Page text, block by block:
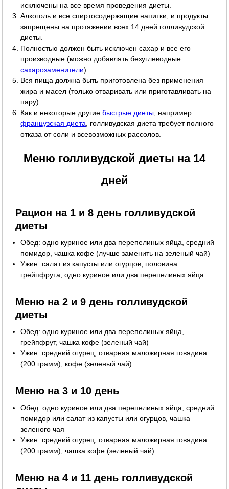
исключены на все время проведения диеты.
Алкоголь и все спиртосодержащие напитки, и продукты
запрещены на протяжении всех 14 дней голливудской
диеты.
Полностью должен быть исключен сахар и все его
производные (можно добавлять безуглеводные
сахарозаменители).
Вся пища должна быть приготовлена без применения
жира и масел (только отваривать или приготавливать на
пару).
Как и некоторые другиебыстрые диеты , например
французская диета , голливудская диета требует полного
отказа от соли и всевозможных рассолов.
Меню голливудской диеты на 14
дней
Рацион на 1 и 8 день голливудской
диеты
Обед: одно куриное или два перепелиных яйца, средний
помидор, чашка кофе (лучше заменить на зеленый чай)
Ужин: салат из капусты или огурцов, половина
грейпфрута, одно куриное или два перепелиных яйца
Меню на 2 и 9 день голливудской
диеты
Обед: одно куриное или два перепелиных яйца,
грейпфрут, чашка кофе (зеленый чай)
Ужин: средний огурец, отварная маложирная говядина
(200 грамм), кофе (зеленый чай)
Меню на 3 и 10 день
Обед: одно куриное или два перепелиных яйца, средний
помидор или салат из капусты или огурцов, чашка
зеленого чая
Ужин: средний огурец, отварная маложирная говядина
(200 грамм), чашка кофе (зеленый чай)
Меню на 4 и 11 день голливудской